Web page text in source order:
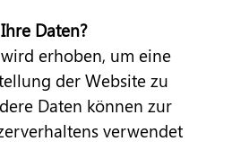
Daten?
erhoben, um eine
der Website zu
Daten können zur
verwendet